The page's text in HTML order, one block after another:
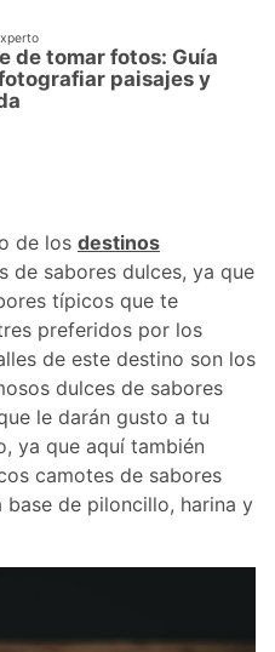
de tomar fotos: Guía
paisajes y
de los destinos
de sabores dulces, ya que
típicos que te
preferidos por los
de este destino son los
dulces de sabores
le darán gusto a tu
ya que aquí también
camotes de sabores
de piloncillo, harina y